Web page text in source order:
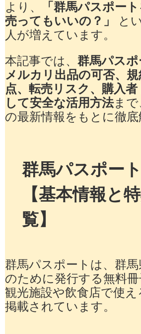
より、
「群馬パスポー
売ってもいいの？」
と
人が増えています。
本記事では、 群馬パスポ
メルカリ出品の可否、
点、転売リスク、購入
して安全な活用方法まで
の最新情報をもとに徹底
群馬パスポー
【基本情報と
覧】
群馬パスポートは、群
のために発行する無料
観光施設や飲食店で使
掲載されています。